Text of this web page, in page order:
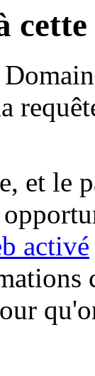
et le
activé